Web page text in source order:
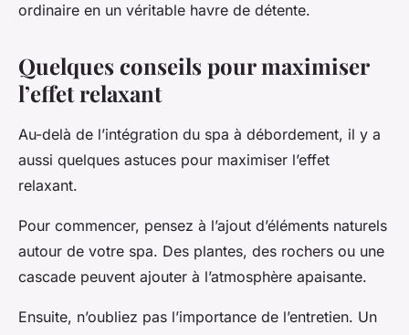
ordinaire en un véritable havre de détente.
Quelques conseils pour maximiser
l’effet relaxant
Au-delà de l’intégration du spa à débordement, il y a
aussi quelques astuces pour maximiser l’effet
relaxant.
Pour commencer, pensez à l’ajout d’éléments naturels
autour de votre spa. Des plantes, des rochers ou une
cascade peuvent ajouter à l’atmosphère apaisante.
Ensuite, n’oubliez pas l’importance de l’entretien. Un